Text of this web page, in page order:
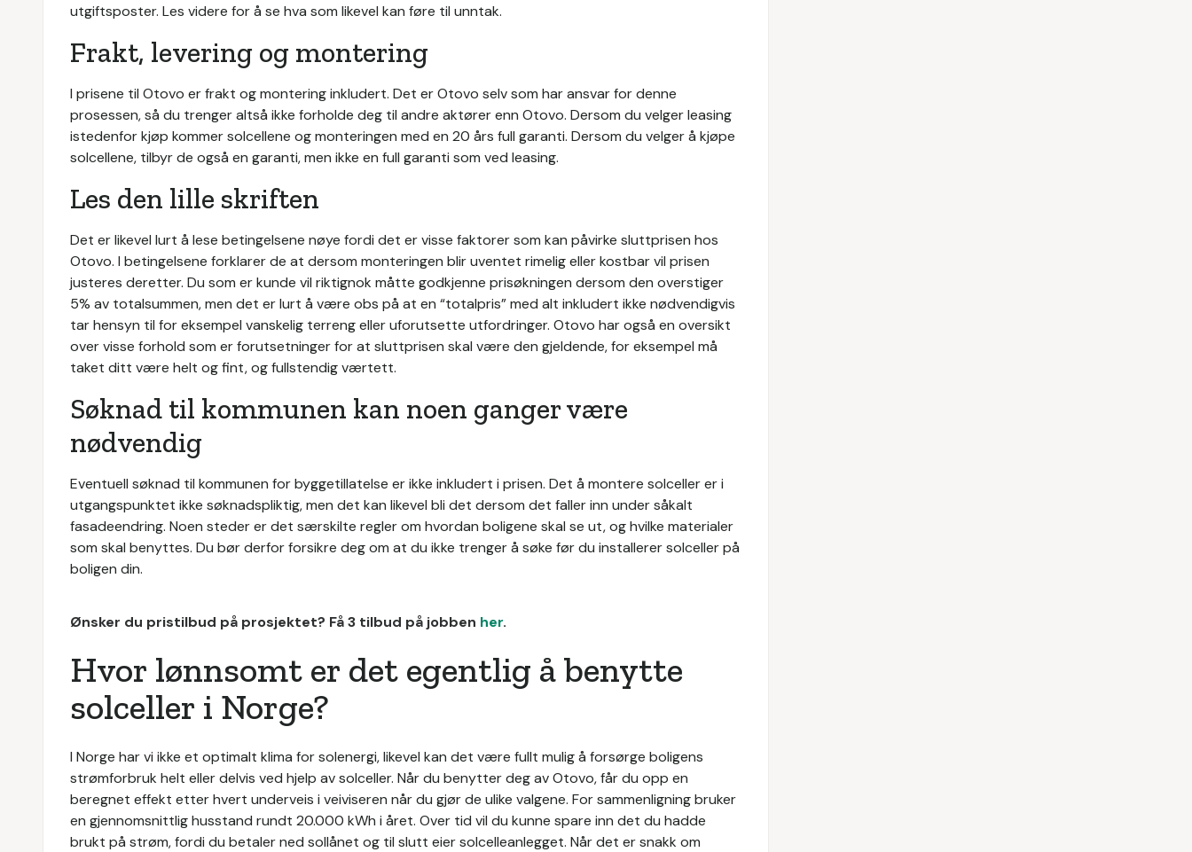
utgiftsposter. Les videre for å se hva som likevel kan føre til unntak.
Frakt, levering og montering
I prisene til Otovo er frakt og montering inkludert. Det er Otovo selv som har ansvar for denne
prosessen, så du trenger altså ikke forholde deg til andre aktører enn Otovo. Dersom du velger leasing
istedenfor kjøp kommer solcellene og monteringen med en 20 års full garanti. Dersom du velger å kjøpe
solcellene, tilbyr de også en garanti, men ikke en full garanti som ved leasing.
Les den lille skriften
Det er likevel lurt å lese betingelsene nøye fordi det er visse faktorer som kan påvirke sluttprisen hos
Otovo. I betingelsene forklarer de at dersom monteringen blir uventet rimelig eller kostbar vil prisen
justeres deretter. Du som er kunde vil riktignok måtte godkjenne prisøkningen dersom den overstiger
5% av totalsummen, men det er lurt å være obs på at en “totalpris” med alt inkludert ikke nødvendigvis
tar hensyn til for eksempel vanskelig terreng eller uforutsette utfordringer. Otovo har også en oversikt
over visse forhold som er forutsetninger for at sluttprisen skal være den gjeldende, for eksempel må
taket ditt være helt og fint, og fullstendig værtett.
Søknad til kommunen kan noen ganger være
nødvendig
Eventuell søknad til kommunen for byggetillatelse er ikke inkludert i prisen. Det å montere solceller er i
utgangspunktet ikke søknadspliktig, men det kan likevel bli det dersom det faller inn under såkalt
fasadeendring. Noen steder er det særskilte regler om hvordan boligene skal se ut, og hvilke materialer
som skal benyttes. Du bør derfor forsikre deg om at du ikke trenger å søke før du installerer solceller på
boligen din.
Ønsker du pristilbud på prosjektet? Få 3 tilbud på jobben her.
Hvor lønnsomt er det egentlig å benytte
solceller i Norge?
I Norge har vi ikke et optimalt klima for solenergi, likevel kan det være fullt mulig å forsørge boligens
strømforbruk helt eller delvis ved hjelp av solceller. Når du benytter deg av Otovo, får du opp en
beregnet effekt etter hvert underveis i veiviseren når du gjør de ulike valgene. For sammenligning bruker
en gjennomsnittlig husstand rundt 20.000 kWh i året. Over tid vil du kunne spare inn det du hadde
brukt på strøm, fordi du betaler ned sollånet og til slutt eier solcelleanlegget. Når det er snakk om